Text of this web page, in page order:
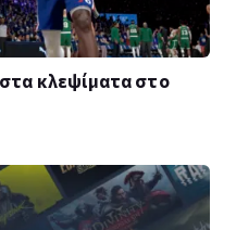
κλεψίματα στο